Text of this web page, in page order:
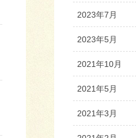
2023年7月
2023年5月
2021年10月
2021年5月
2021年3月